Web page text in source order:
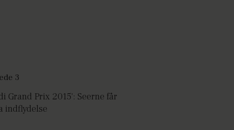
Grand Prix 2015': Seerne får
indflydelse